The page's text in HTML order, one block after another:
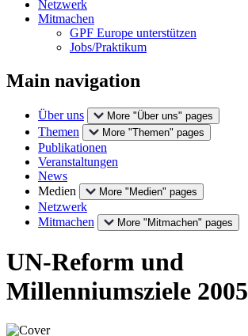
Netzwerk
Mitmachen
GPF Europe unterstützen
Jobs/Praktikum
Main navigation
Über uns More "Über uns" pages
Themen More "Themen" pages
Publikationen
Veranstaltungen
News
Medien
More "Medien" pages
Netzwerk
Mitmachen
More "Mitmachen" pages
UN-Reform und
Millenniumsziele 2005